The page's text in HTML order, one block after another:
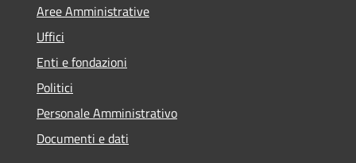
Aree Amministrative
Uffici
Enti e fondazioni
Politici
Personale Amministrativo
Documenti e dati